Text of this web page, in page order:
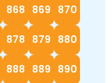
868 869 870
878 879 880
888 889 890